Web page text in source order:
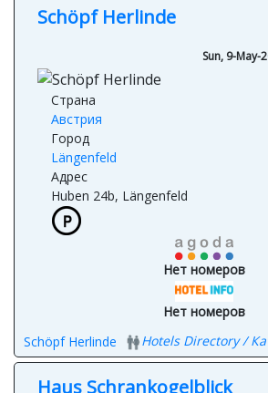
Schöpf Herlinde
Страна
Австрия
Город
Längenfeld
Адрес
Huben 24b, Längenfeld
Нет номеров
Schöpf Herlinde
Hotels Directory /